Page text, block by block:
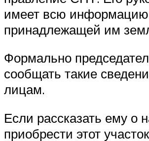
имеет всю информацию
принадлежащей им
Формально
сообщать такие
лицам.
Если рассказать ему о
приобрести этот